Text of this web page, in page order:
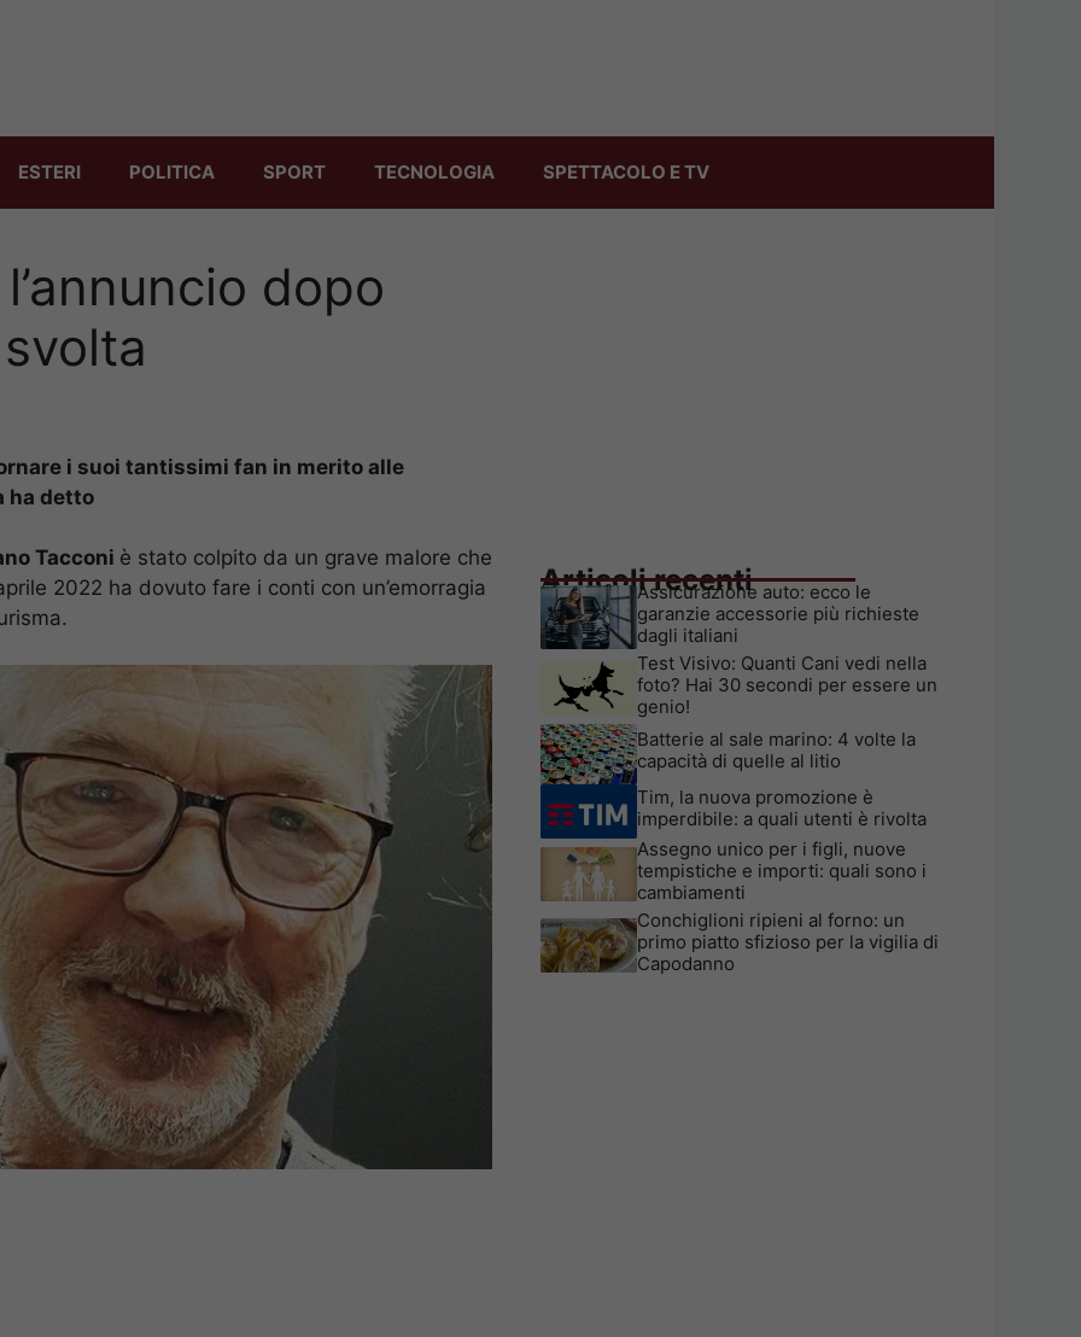
ESTERI POLITICA SPORT TECNOLOGIA SPETTACOLO E TV
dopo
i suoi tantissimi fan in merito alle
ha detto
Tacconi è stato colpito da un grave malore che
2022 ha dovuto fare i conti con un’emorragia
Articoli recenti
Assicurazione auto: ecco le
garanzie accessorie più richieste
dagli italiani
Test Visivo: Quanti Cani vedi nella
foto? Hai 30 secondi per essere un
genio!
Batterie al sale marino: 4 volte la
capacità di quelle al litio
Tim, la nuova promozione è
imperdibile: a quali utenti è rivolta
Assegno unico per i figli, nuove
tempistiche e importi: quali sono i
cambiamenti
Conchiglioni ripieni al forno: un
primo piatto sfizioso per la vigilia di
Capodanno